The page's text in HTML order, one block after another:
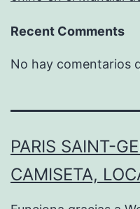
Recent Comments
No hay comentarios
PARIS SAINT-
CAMISETA,